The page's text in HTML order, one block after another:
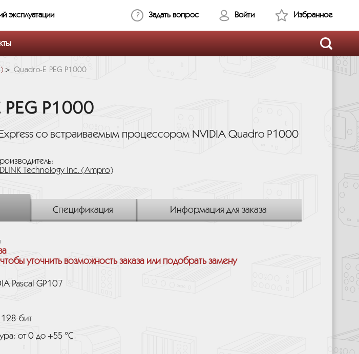
эксплуатации Задать вопрос Войти Избранное
Quadro-E PEG P1000
P1000
Express со встраиваемым процессором NVIDIA Quadro P1000
Technology Inc. (Ampro)
Спецификация Информация для заказа
уточнить возможность заказа или подобрать замену
Pascal GP107
бит
от 0 до +55 °C